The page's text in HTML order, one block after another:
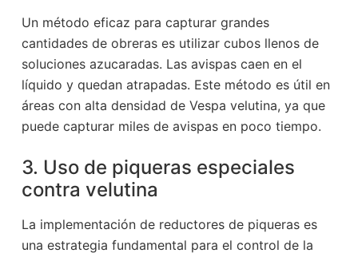
Un método eficaz para capturar grandes
cantidades de obreras es utilizar cubos llenos de
soluciones azucaradas. Las avispas caen en el
líquido y quedan atrapadas. Este método es útil en
áreas con alta densidad de Vespa velutina, ya que
puede capturar miles de avispas en poco tiempo.
3. Uso de piqueras especiales
contra velutina
La implementación de reductores de piqueras es
una estrategia fundamental para el control de la